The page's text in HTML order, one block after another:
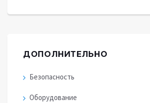
ДОПОЛНИТЕЛЬНО
Безопасность
Оборудование